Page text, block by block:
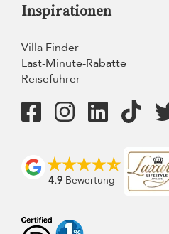
Inspirationen
Villa Finder
Last-Minute-Rabatte
Reiseführer
4.9 Bewertung